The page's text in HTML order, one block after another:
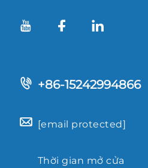
+86-15242994866
[email protected]
Thời gian mở cửa